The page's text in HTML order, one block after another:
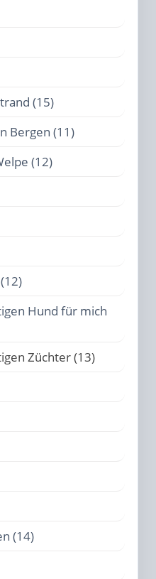
(15)
Bergen (11)
(12)
Hund für mich
Züchter (13)
(14)